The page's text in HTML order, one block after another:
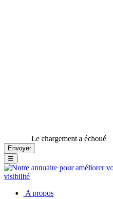
Le chargement a échoué
☰
A propos